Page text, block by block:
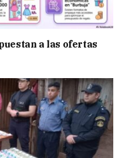
a las ofertas